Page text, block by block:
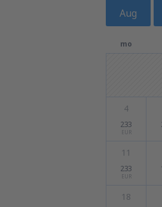
Aug
mo
4
233
EUR
11
233
EUR
18